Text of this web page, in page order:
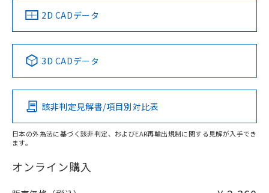
中国 RoHS 注意事項・凡例
Pb Hg Cd Cr(VI)
O
在庫等で未対応品が混在する可能性があります。
問い合わせください。
船舶規格）
Yes No No No
この製品の規格認証/適合状況ページへ
その他の認証はこちらのページからご検索ください
2D CADデータ
3D CADデータ
該非判定見解書/項目別対比表
日本の外為法に基づく該非判定、およびEAR再輸出規制に関する見解が入手でき
ます。
オンライン購入